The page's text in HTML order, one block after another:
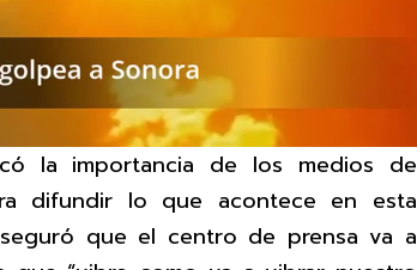
la importancia de los medios de
difundir lo que acontece en esta
que el centro de prensa va a